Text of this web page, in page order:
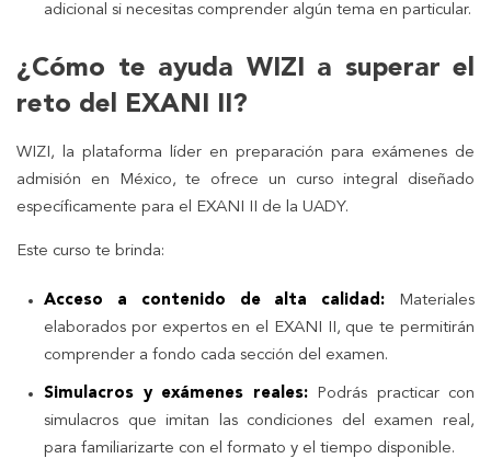
adicional si necesitas comprender algún tema en particular.
¿Cómo te ayuda WIZI a superar el
reto del EXANI II?
WIZI, la plataforma líder en preparación para exámenes de
admisión en México, te ofrece un curso integral diseñado
específicamente para el EXANI II de la UADY.
Este curso te brinda:
Acceso a contenido de alta calidad:
Materiales
elaborados por expertos en el EXANI II, que te permitirán
comprender a fondo cada sección del examen.
Simulacros y exámenes reales:Podrás practicar con
simulacros que imitan las condiciones del examen real,
para familiarizarte con el formato y el tiempo disponible.